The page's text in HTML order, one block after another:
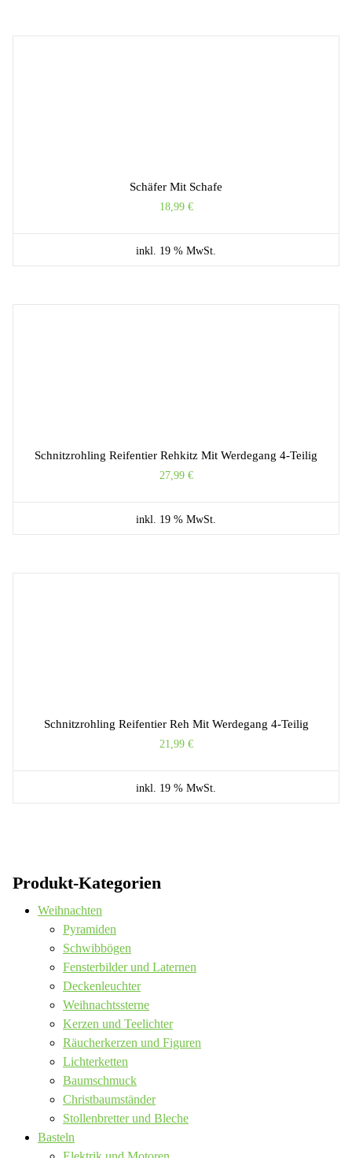
Schäfer Mit Schafe
18,99 €
inkl. 19 % MwSt.
Schnitzrohling Reifentier Rehkitz Mit Werdegang 4-Teilig
27,99 €
inkl. 19 % MwSt.
Schnitzrohling Reifentier Reh Mit Werdegang 4-Teilig
21,99 €
inkl. 19 % MwSt.
Produkt-Kategorien
Weihnachten
Pyramiden
Schwibbögen
Fensterbilder und Laternen
Deckenleuchter
Weihnachtssterne
Kerzen und Teelichter
Räucherkerzen und Figuren
Lichterketten
Baumschmuck
Christbaumständer
Stollenbretter und Bleche
Basteln